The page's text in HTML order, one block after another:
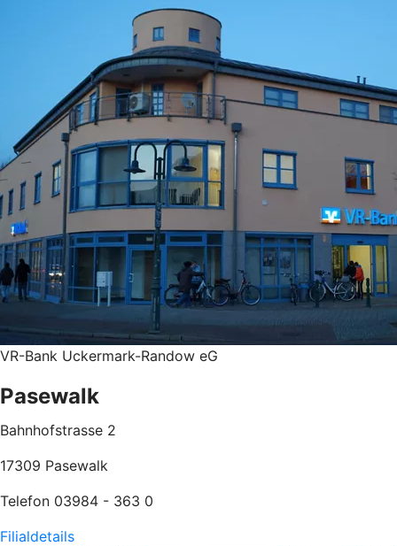
VR-Bank Uckermark-Randow eG
Pasewalk
Bahnhofstrasse 2
17309 Pasewalk
Telefon 03984 - 363 0
Filialdetails